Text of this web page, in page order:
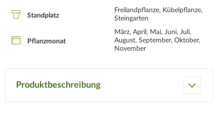
Standplatz
Freilandpflanze, Kübelpflanze,
Steingarten
Pflanzmonat
März, April, Mai, Juni, Juli,
August, September, Oktober,
November
Produktbeschreibung